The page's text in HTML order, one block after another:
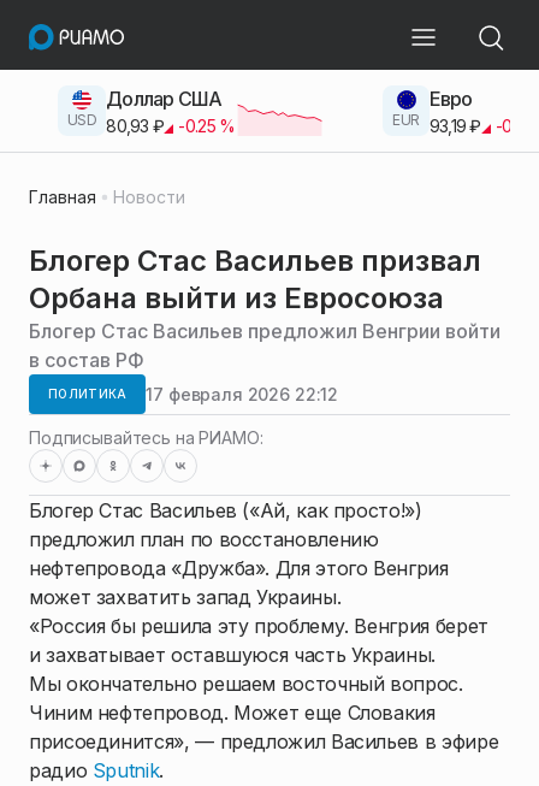
USD
Доллар США
80,93 ₽ -0.25% EUR
Евро
93,19 ₽ -0.42
Главная Новости
Блогер Стас Васильев призвал
Орбана выйти из Евросоюза
Блогер Стас Васильев предложил Венгрии войти
в состав РФ
ПОЛИТИКА 17 февраля 2026 22:12
Подписывайтесь на РИАМО:
Блогер Стас Васильев («Ай, как просто!»)
предложил план по восстановлению
нефтепровода «Дружба». Для этого Венгрия
может захватить запад Украины.
«Россия бы решила эту проблему. Венгрия берет
и захватывает оставшуюся часть Украины.
Мы окончательно решаем восточный вопрос.
Чиним нефтепровод. Может еще Словакия
присоединится», — предложил Васильев в эфире
радио Sputnik.